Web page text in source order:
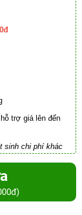
trợ giá lên đến
sinh chi phí khác